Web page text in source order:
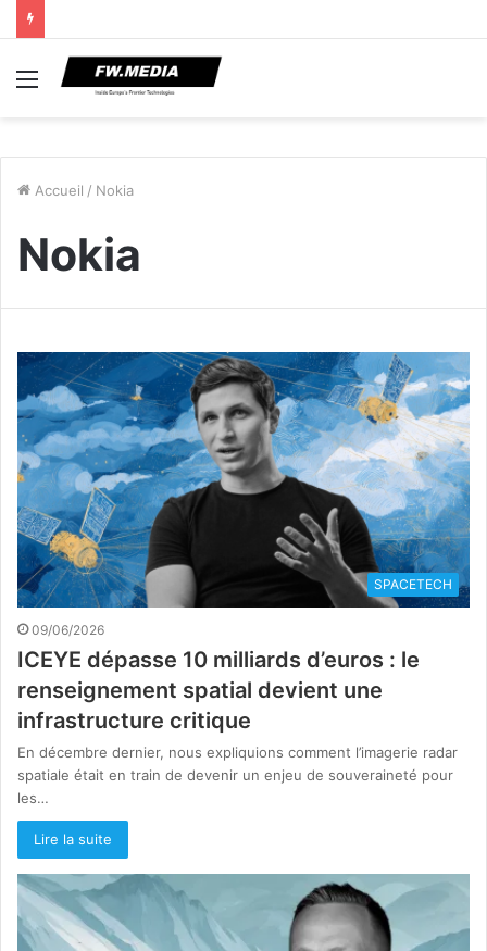
Menu
Accueil / Nokia
Nokia
SPACETECH
09/06/2026
ICEYE dépasse 10 milliards d’euros : le
renseignement spatial devient une
infrastructure critique
En décembre dernier, nous expliquions comment l’imagerie radar
spatiale était en train de devenir un enjeu de souveraineté pour
les…
Lire la suite